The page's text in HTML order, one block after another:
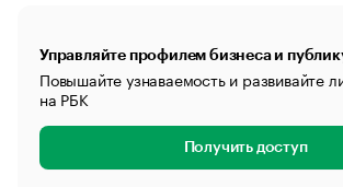
Управляйте профилем бизнеса и
Повышайте узнаваемость и развивайте
на РБК
Получить доступ